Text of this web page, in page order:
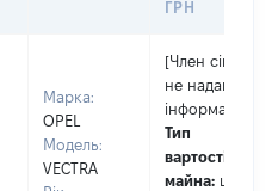
ГРН
Марка:
OPEL
Модель:
VECTRA
[Член сім'ї
не надав
інформацію]
Тип
вартості
майна: це